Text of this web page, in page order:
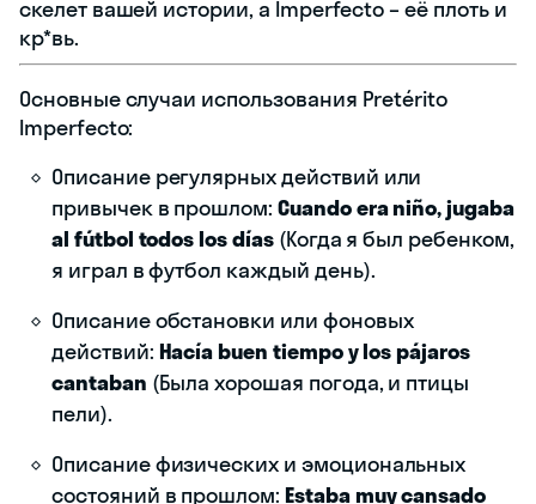
скелет вашей истории, а Imperfecto – её плоть и
кр*вь.
Основные случаи использования Pretérito
Imperfecto:
Описание регулярных действий или
привычек в прошлом: Cuando era niño, jugaba
al fútbol todos los días(Когда я был ребенком,
я играл в футбол каждый день).
Описание обстановки или фоновых
действий: Hacía buen tiempo y los pájaros
cantaban (Была хорошая погода, и птицы
пели).
Описание физических и эмоциональных
состояний в прошлом: Estaba muy cansado